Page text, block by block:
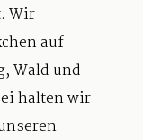
Wir
auf
Wald und
halten wir